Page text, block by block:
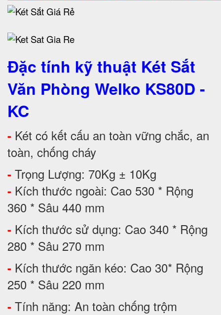
Đặc tính kỹ thuật Két Sắt
Văn Phòng Welko KS80D -
KC
- Két có kết cấu an toàn vững chắc, an
toàn, chống cháy
- Trọng Lượng: 70Kg ± 10Kg
- Kích thước ngoài: Cao 530 * Rộng
360 * Sâu 440 mm
- Kích thước sử dụng: Cao 340 * Rộng
280 * Sâu 270 mm
- Kích thước ngăn kéo: Cao 30* Rộng
250 * Sâu 220 mm
- Tính năng: An toàn chống trộm